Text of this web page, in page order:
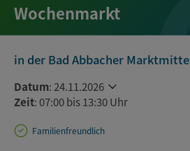
Wochenmarkt
in der Bad Abbacher Marktmitte
Datum: 24.11.2026
Zeit: 07:00 bis 13:30 Uhr
Familienfreundlich